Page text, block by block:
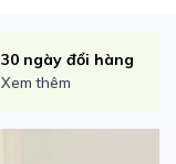
30 ngày đổi hàng
Xem thêm